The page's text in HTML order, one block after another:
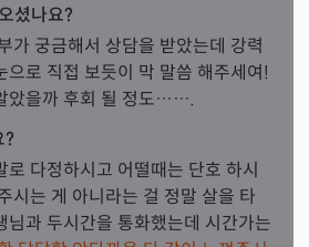
셨나요?
가 궁금해서 상담을 받았는데 강력
으로 직접 보듯이 막 말씀 해주세여!
았을까 후회 될 정도…….
?
다정하시고 어떨때는 단호 하시
시는 게 아니라는 걸 정말 살을 타
님과 두시간을 통화했는데 시간가는